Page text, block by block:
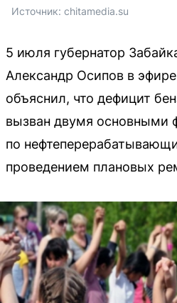
Источник: chitamedia.su
5 июля губернатор
Александр Осипов в
объяснил, что дефицит
вызван двумя основными
по
проведением плановых